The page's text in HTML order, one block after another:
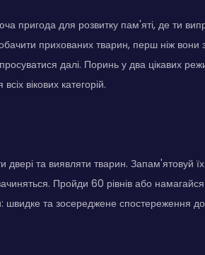
для розвитку пам'яті, де ти
прихованих тварин, перш ніж вони
далі. Поринь у два цікавих
вікових категорій.
та виявляти тварин. Запам'ятовуй
Пройди 60 рівнів або
швидке та зосереджене спостереження